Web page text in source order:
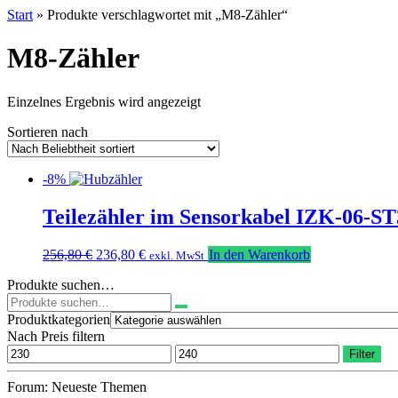
Start » Produkte verschlagwortet mit „M8-Zähler“
M8-Zähler
Einzelnes Ergebnis wird angezeigt
Sortieren nach
-8%
Teilezähler im Sensorkabel IZK-06-
256,80€ Ursprünglicher
war:
256,80 €
236,80 €Aktueller
236,80 €.
exkl. MwSt In den Warenkorb
Produkte suchen…
Suchen
nach:
Produktkategorien
Nach Preis filtern
Min.
Preis
Max.
Preis
Filter
Forum: Neueste Themen